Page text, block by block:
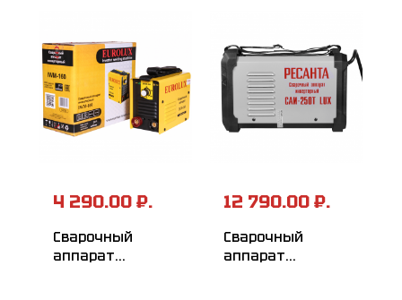
4 290.00 ₽.
Сварочный
аппарат
12 790.00 ₽.
Сварочный
аппарат